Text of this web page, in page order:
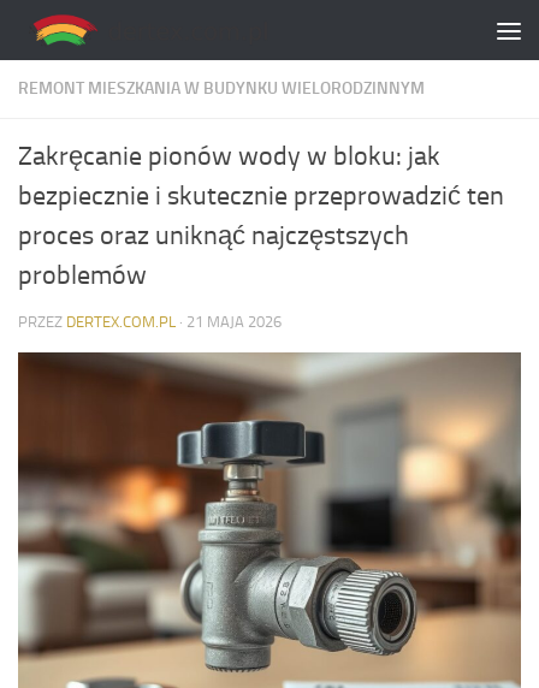
Skip to content
REMONT MIESZKANIA W BUDYNKU WIELORODZINNYM
Zakręcanie pionów wody w bloku: jak
bezpiecznie i skutecznie przeprowadzić ten
proces oraz uniknąć najczęstszych
problemów
PRZEZ DERTEX.COM.PL · 21 MAJA 2026